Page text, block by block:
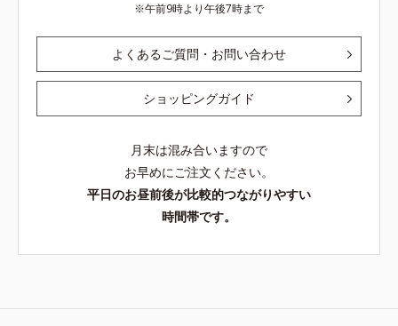
午前9時より午後7時まで
よくあるご質問・お問い合わせ
ショッピングガイド
月末は混み合いますので
お早めにご注文ください。
平日のお昼前後が比較的つながりやすい
時間帯です。